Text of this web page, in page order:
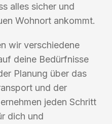
alles sicher und
Wohnort ankommt.
wir verschiedene
deine Bedürfnisse
Planung über das
und der
jeden Schritt
dich und